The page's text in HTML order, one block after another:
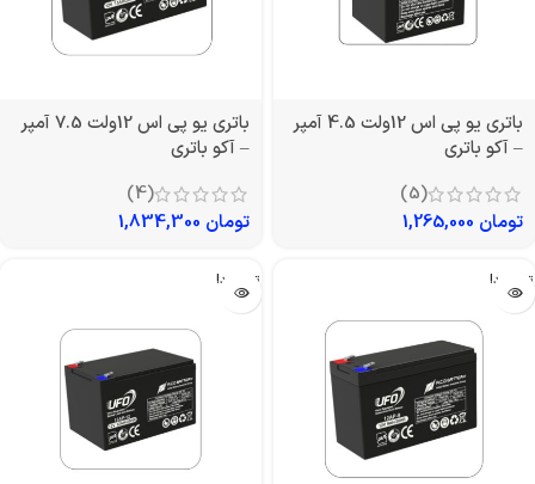
باتری یو پی اس 12ولت 4.5 آمپر
– آکو باتری
(5)
تومان
باتری یو پی اس 12ولت 7.5 آمپر
– آکو باتری
(4)
تومان
تمام شد! تمام شد!